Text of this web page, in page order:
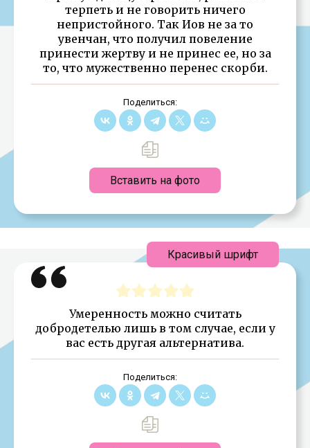
терпеть и не говорить ничего
непристойного. Так Иов не за то
увенчан, что получил повеление
принести жертву и не принес ее, но за
то, что мужественно перенес скорби.
Поделиться:
Вставить на фото
Умеренность можно считать
добродетелью лишь в том случае, если у
вас есть другая альтернатива.
Поделиться:
Красивый шрифт